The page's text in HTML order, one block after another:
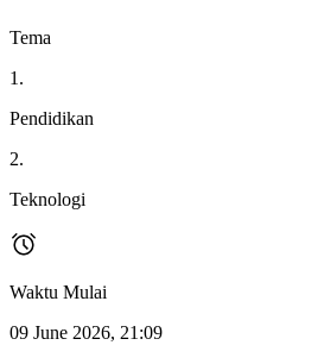
Tema
1.
Pendidikan
2.
Teknologi
Waktu Mulai
09 June 2026, 21:09